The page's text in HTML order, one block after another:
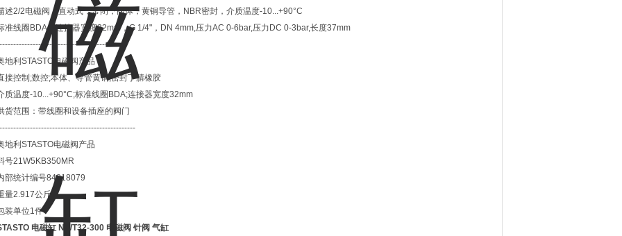
述2/2电磁阀，直动式，常闭，阀体，黄铜导管，NBR密封，介质温度-10...+90°C
准线圈BDA，连接器宽度32mm，G 1/4"，DN 4mm,压力AC 0-6bar,压力DC 0-3bar,长度37mm
地利STASTO电磁阀产品
接控制;数控;本体、导管黄铜;密封丁腈橡胶
质温度-10...+90°C;标准线圈BDA;连接器宽度32mm
货范围：带线圈和设备插座的阀门
地利STASTO电磁阀产品
号21W5KB350MR
部统计编号84818079
量2.917公斤
装单位1件
电磁缸 NWT32-300 电磁阀 针阀 气缸